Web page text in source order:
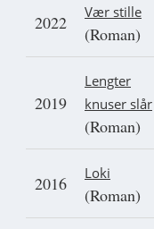
2022 Vær stille
(Roman)
2019
Lengter
knuser slår
(Roman)
2016 Loki
(Roman)